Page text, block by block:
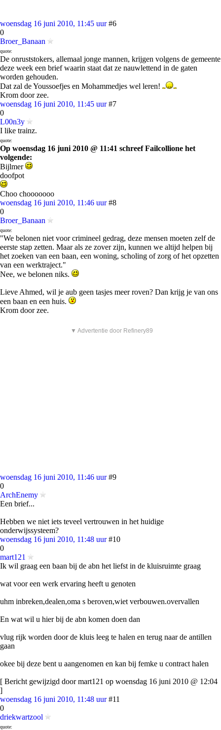
woensdag 16 juni 2010, 11:45 uur #6
0
Broer_Banaan
quote:
De onruststokers, allemaal jonge mannen, krijgen volgens de gemeente
deze week een brief waarin staat dat ze nauwlettend in de gaten
worden gehouden.
Dat zal de Youssoefjes en Mohammedjes wel leren!
Krom door zee.
woensdag 16 juni 2010, 11:45 uur #7
0
L00n3y
I like trainz.
quote:
Op woensdag 16 juni 2010 @ 11:41 schreef Failcollione het
volgende:
Bijlmer
doofpot
Choo chooooooo
woensdag 16 juni 2010, 11:46 uur #8
0
Broer_Banaan
quote:
"We belonen niet voor crimineel gedrag, deze mensen moeten zelf de
eerste stap zetten. Maar als ze zover zijn, kunnen we altijd helpen bij
het zoeken van een baan, een woning, scholing of zorg of het opzetten
van een werktraject."
Nee, we belonen niks.
Lieve Ahmed, wil je aub geen tasjes meer roven? Dan krijg je van ons
een baan en een huis.
Krom door zee.
▼ Advertentie door Refinery89
woensdag 16 juni 2010, 11:46 uur #9
0
ArchEnemy
Een brief...
Hebben we niet iets teveel vertrouwen in het huidige
onderwijssysteem?
woensdag 16 juni 2010, 11:48 uur #10
0
mart121
Ik wil graag een baan bij de abn het liefst in de kluisruimte graag
wat voor een werk ervaring heeft u genoten
uhm inbreken,dealen,oma s beroven,wiet verbouwen.overvallen
En wat wil u hier bij de abn komen doen dan
vlug rijk worden door de kluis leeg te halen en terug naar de antillen
gaan
okee bij deze bent u aangenomen en kan bij femke u contract halen
[ Bericht gewijzigd door mart121 op woensdag 16 juni 2010 @ 12:04
]
woensdag 16 juni 2010, 11:48 uur #11
0
driekwartzool
quote: